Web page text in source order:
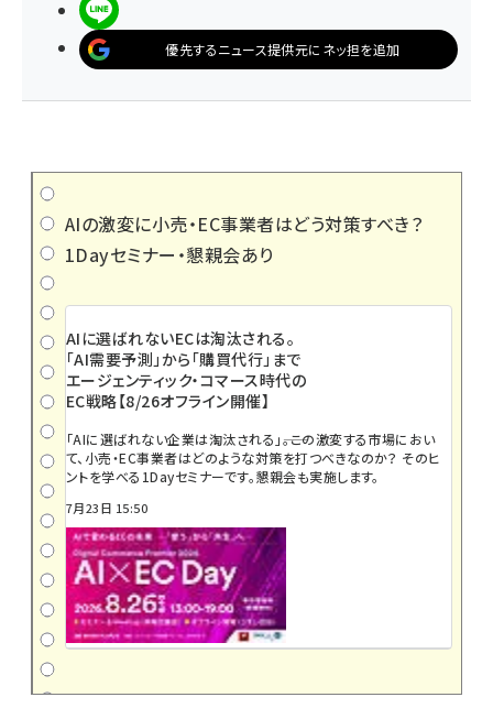
優先するニュース提供元にネッ担を追加
AIの激変に小売・EC事業者はどう対策すべき？
1Dayセミナー・懇親会あり
AIに選ばれないECは淘汰される。
「AI需要予測」から「購買代行」まで
エージェンティック・コマース時代の
EC戦略【8/26オフライン開催】
「AIに選ばれない企業は淘汰される」――。この激変する市場におい
て、小売・EC事業者はどのような対策を打つべきなのか？ そのヒ
ントを学べる1Dayセミナーです。懇親会も実施します。
7月23日 15:50